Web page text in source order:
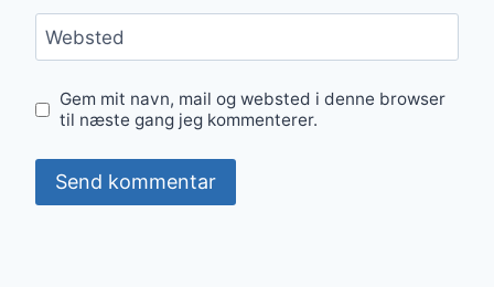
Websted
Gem mit navn, mail og websted i denne browser
til næste gang jeg kommenterer.